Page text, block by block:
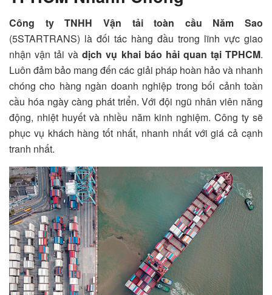
Công ty TNHH Vận tải toàn cầu Năm Sao
(5STARTRANS) là đối tác hàng đầu trong lĩnh vực giao
nhận vận tải vàdịch vụ khai báo hải quan tại TPHCM.
Luôn đảm bảo mang đến các giải pháp hoàn hảo và nhanh
chóng cho hàng ngàn doanh nghiệp trong bối cảnh toàn
cầu hóa ngày càng phát triển. Với đội ngũ nhân viên năng
động, nhiệt huyết và nhiều năm kinh nghiệm. Công ty sẽ
phục vụ khách hàng tốt nhất, nhanh nhất với giá cả cạnh
tranh nhất.